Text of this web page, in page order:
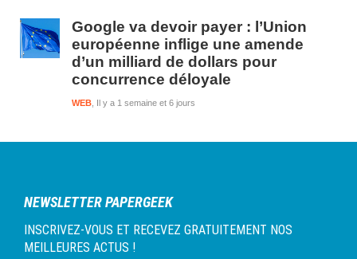
Google va devoir payer : l’Union
européenne inflige une amende
d’un milliard de dollars pour
concurrence déloyale
Il y a 1 semaine et 6 jours
WEB
NEWSLETTER PAPERGEEK
INSCRIVEZ-VOUS ET RECEVEZ GRATUITEMENT NOS
MEILLEURES ACTUS !